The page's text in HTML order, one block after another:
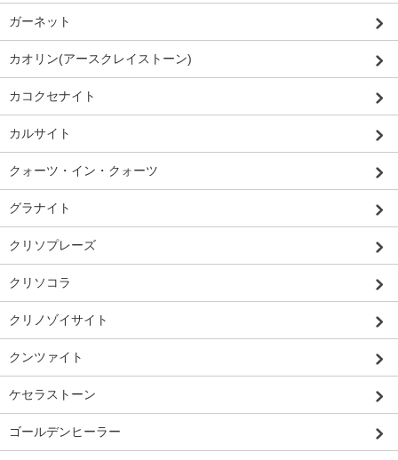
ガーネット
カオリン(アースクレイストーン)
カコクセナイト
カルサイト
クォーツ・イン・クォーツ
グラナイト
クリソプレーズ
クリソコラ
クリノゾイサイト
クンツァイト
ケセラストーン
ゴールデンヒーラー